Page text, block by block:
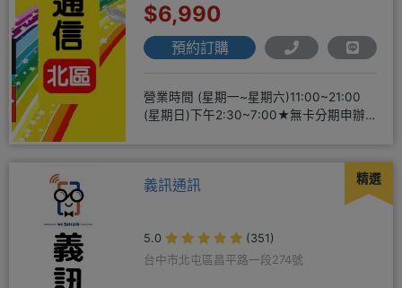
$6,990
預約訂購
營業時間 (星期一~星期六)11:00~21:00
(星期日)下午2:30~7:00★無卡分期申辦
精選
義訊通訊
5.0
(351)
台中市北屯區昌平路一段274號